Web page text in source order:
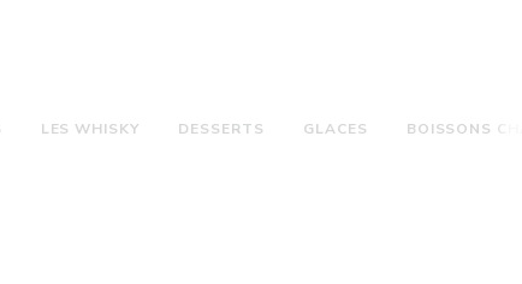
LES WHISKY DESSERTS GLACES BOISSONS